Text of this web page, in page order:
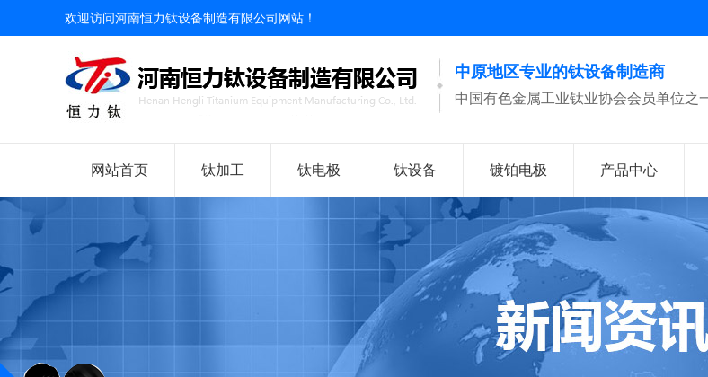
欢迎访问河南恒力钛设备制造有限公司网站！
中原地区专业的钛设备制造商
中国有色金属工业钛业协会会员单位之
网站首页 钛加工 钛电极 钛设备 镀铂电极 产品中心